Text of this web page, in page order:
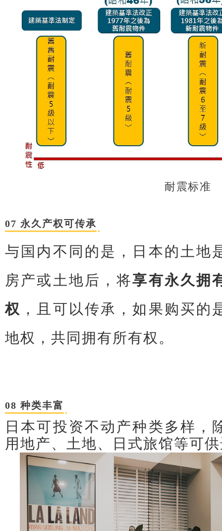
耐震标准
07 永久产权可传承
与国内不同的是，日本的土地
房产或土地后，将享有永久拥
权 ，且可以传承，如果购买的
地权，共同拥有所有权。
08 种类丰富
日本可投资不动产种类多样，
用地产、土地、日式旅馆等可